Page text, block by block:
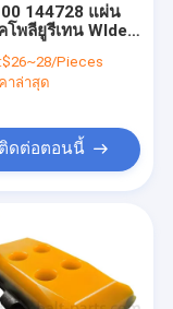
144728 แผ่น
โพลียูรีเทน Wldely
$26~28/Pieces
าล่าสุด
ติดต่อตอนนี้